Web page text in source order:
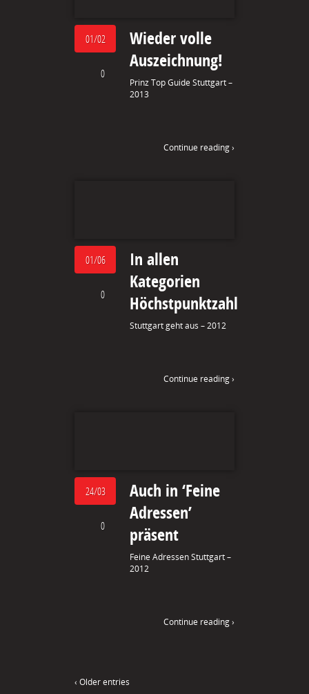
01/02
0
Wieder volle
Auszeichnung!
Prinz Top Guide Stuttgart –
2013
Continue reading ›
01/06
0
In allen
Kategorien
Höchstpunktzahl
Stuttgart geht aus – 2012
Continue reading ›
24/03
0
Auch in ‘Feine
Adressen’
präsent
Feine Adressen Stuttgart –
2012
Continue reading ›
‹ Older entries